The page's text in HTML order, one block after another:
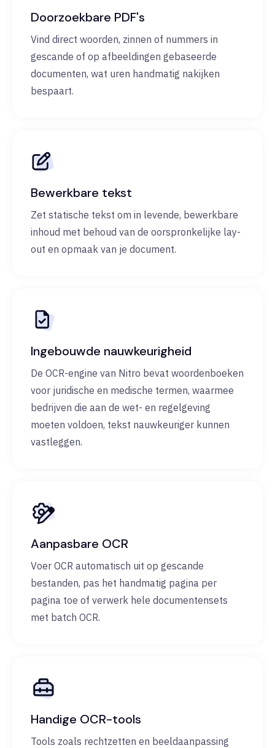
Doorzoekbare PDF's
Vind direct woorden, zinnen of nummers in
gescande of op afbeeldingen gebaseerde
documenten, wat uren handmatig nakijken
bespaart.
Bewerkbare tekst
Zet statische tekst om in levende, bewerkbare
inhoud met behoud van de oorspronkelijke lay-
out en opmaak van je document.
Ingebouwde nauwkeurigheid
De OCR-engine van Nitro bevat woordenboeken
voor juridische en medische termen, waarmee
bedrijven die aan de wet- en regelgeving
moeten voldoen, tekst nauwkeuriger kunnen
vastleggen.
Aanpasbare OCR
Voer OCR automatisch uit op gescande
bestanden, pas het handmatig pagina per
pagina toe of verwerk hele documentensets
met batch OCR.
Handige OCR-tools
Tools zoals rechtzetten en beeldaanpassing